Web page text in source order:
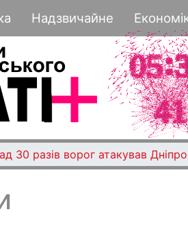
Надзвичайне
30 разів ворог атакував